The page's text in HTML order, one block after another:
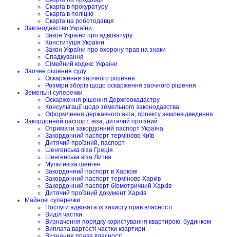
Скарга в прокуратуру
Скарга в поліцію
Скарга на роботодавця
Законодавство України
Закон України про адвокатуру
Конституція України
Закон України про охорону прав на знаки
Спадкування
Сімейний кодекс України
Заочне рішення суду
Оскарження заочного рішення
Розміри зборів щодо оскарження заочного рішення
Земельні суперечки
Оскарження рішення Держгеокадастру
Консультації щодо земельного законодавства
Оформлення державного акта, проекту землевідведення
Закордонний паспорт, віза, дитячий проїзний
Отримати закордонний паспорт Україна
Закордонний паспорт терміново Київ
Дитячий проїзний, паспорт
Шенгенська віза Греція
Шенгенська віза Литва
Мультивіза шенген
Закордонний паспорт в Харкові
Закордонний паспорт терміново Харків
Закордонний паспорт біометричний Харків
Дитячий проїзний документ Харків
Майнові суперечки
Послуги адвоката із захисту прав власності
Виділ частки
Визначення порядку користування квартирою, будинком
Виплата вартості частки квартири